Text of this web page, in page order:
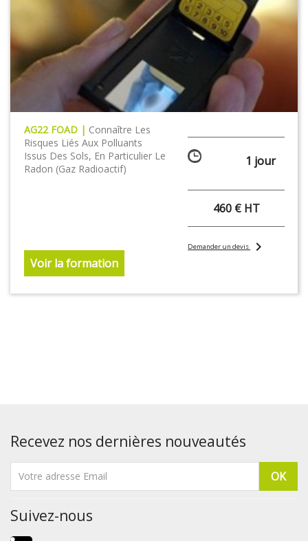
AG22 FOAD | Connaître Les
Risques Liés Aux Polluants
Issus Des Sols, En Particulier Le
Radon (gaz Radioactif)
Voir la formation
1 jour
460 € HT
Demander un devischevron_right
Recevez nos dernières nouveautés
Suivez-nous